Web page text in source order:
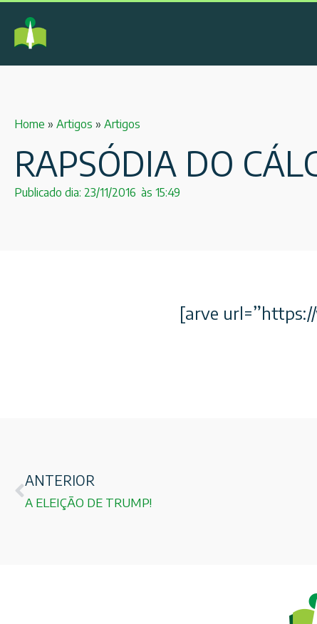
Home » Artigos » Artigos
RAPSÓDIA DO
Publicado dia: 23/11/2016 às 15:49
[arve
ANTERIOR
A ELEIÇÃO DE TRUMP!